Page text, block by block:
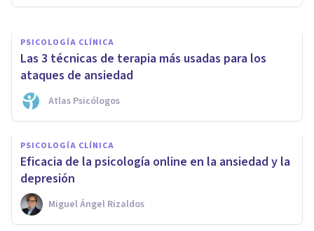
PSICOLOGÍA CLÍNICA
Las 3 técnicas de terapia más usadas para los
ataques de ansiedad
Atlas Psicólogos
PSICOLOGÍA CLÍNICA
Eficacia de la psicología online en la ansiedad y la
depresión
Miguel Ángel Rizaldos